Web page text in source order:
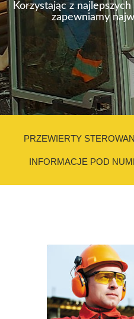
Korzystając z
zapewniamy
PRZEWIERTY
INFORMACJE POD